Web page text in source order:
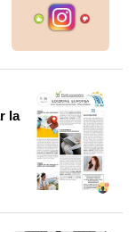
la